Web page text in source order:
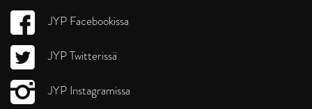
JYP Facebookissa
JYP Twitterissä
JYP Instagramissa